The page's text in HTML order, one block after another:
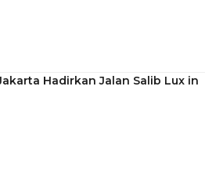
Hadirkan Jalan Salib Lux in